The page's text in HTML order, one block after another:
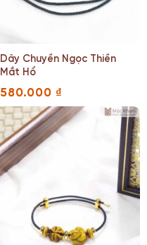
Dây Chuyền Ngọc Thiền
Mắt Hổ
580.000 ₫